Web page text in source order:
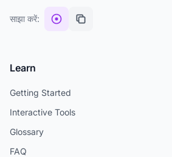
साझा करें:
Learn
Getting Started
Interactive Tools
Glossary
FAQ